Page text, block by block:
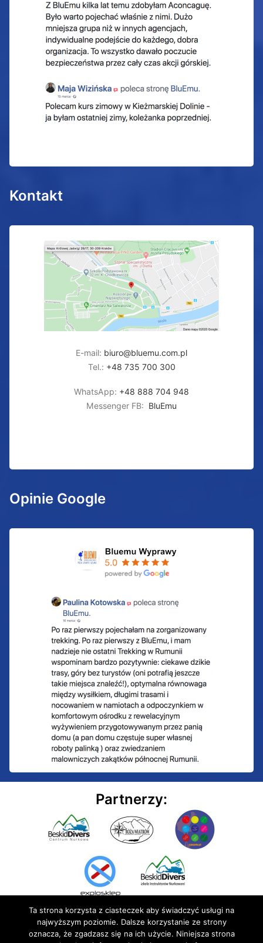
Kontakt
E-mail: biuro@bluemu.com.pl
Tel.: +48 735 700 300
WhatsApp: +48 888 704 948
Messenger FB: BluEmu
Opinie Google
Partnerzy:
Ta strona korzysta z ciasteczek aby świadczyć usługi na
najwyższym poziomie. Dalsze korzystanie ze strony
oznacza, że zgadzasz się na ich użycie. Niniejsza strona